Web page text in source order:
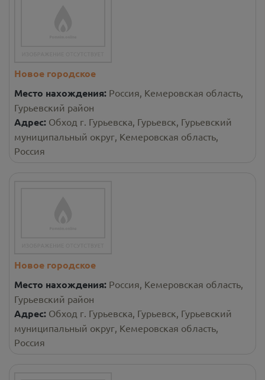
Новое городское
Место нахождения: Россия, Кемеровская область,
Гурьевский район
Адрес: Обход г. Гурьевска, Гурьевск, Гурьевский
муниципальный округ, Кемеровская область,
Россия
Новое городское
Место нахождения: Россия, Кемеровская область,
Гурьевский район
Адрес: Обход г. Гурьевска, Гурьевск, Гурьевский
муниципальный округ, Кемеровская область,
Россия